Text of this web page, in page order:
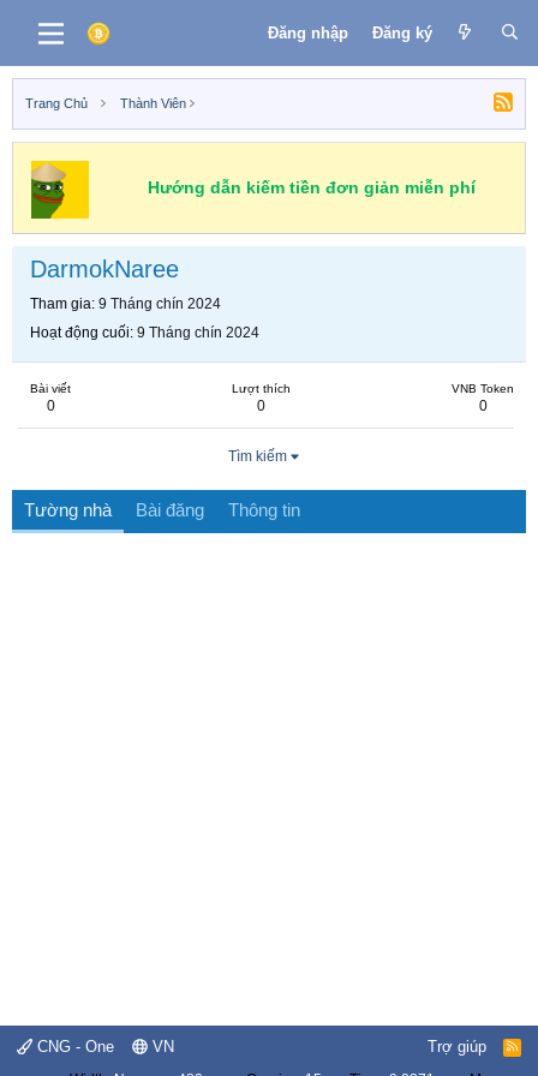
Đăng nhập Đăng ký
Trang Chủ Thành Viên
Hướng dẫn kiếm tiền đơn giản miễn phí
DarmokNaree
Tham gia 9 Tháng chín 2024
Hoạt động cuối 9 Tháng chín 2024
Bài viết
0
Lượt thích
0
VNB Token
0
Tìm kiếm
Tường nhà Bài đăng Thông tin
CNG - One VN Trợ giúp
R